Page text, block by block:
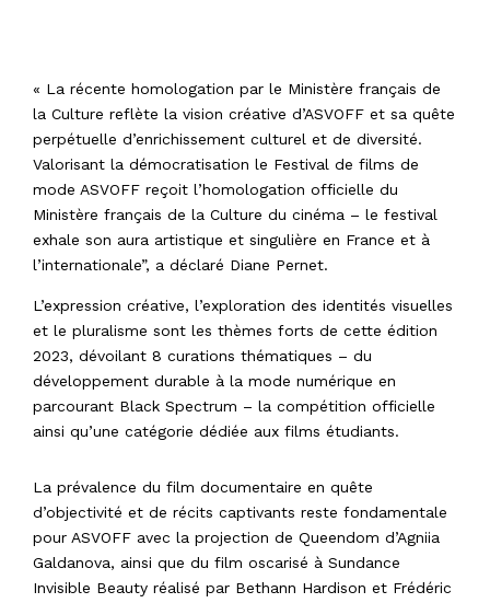
« La récente homologation par le Ministère français de
la Culture reflète la vision créative d’ASVOFF et sa quête
perpétuelle d’enrichissement culturel et de diversité.
Valorisant la démocratisation le Festival de films de
mode ASVOFF reçoit l’homologation officielle du
Ministère français de la Culture du cinéma – le festival
exhale son aura artistique et singulière en France et à
l’internationale”, a déclaré Diane Pernet.
L’expression créative, l’exploration des identités visuelles
et le pluralisme sont les thèmes forts de cette édition
2023, dévoilant 8 curations thématiques – du
développement durable à la mode numérique en
parcourant Black Spectrum – la compétition officielle
ainsi qu’une catégorie dédiée aux films étudiants.
La prévalence du film documentaire en quête
d’objectivité et de récits captivants reste fondamentale
pour ASVOFF avec la projection de Queendom d’Agniia
Galdanova, ainsi que du film oscarisé à Sundance
Invisible Beauty réalisé par Bethann Hardison et Frédéric